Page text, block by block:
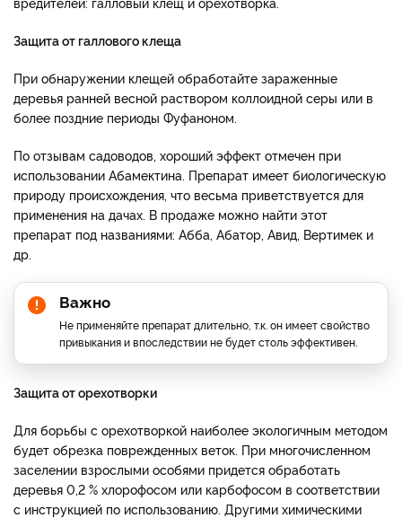
Защита от галлового клеща
При обнаружении клещей обработайте зараженные
деревья ранней весной раствором коллоидной серы или в
более поздние периоды Фуфаноном.
По отзывам садоводов, хороший эффект отмечен при
использовании Абамектина. Препарат имеет биологическую
природу происхождения, что весьма приветствуется для
применения на дачах. В продаже можно найти этот
препарат под названиями: Абба, Абатор, Авид, Вертимек и
др.
Важно
Не применяйте препарат длительно, т.к. он имеет свойство
привыкания и впоследствии не будет столь эффективен.
Защита от орехотворки
Для борьбы с орехотворкой наиболее экологичным методом
будет обрезка поврежденных веток. При многочисленном
заселении взрослыми особями придется обработать
деревья 0,2 % хлорофосом или карбофосом в соответствии
с инструкцией по использованию. Другими химическими